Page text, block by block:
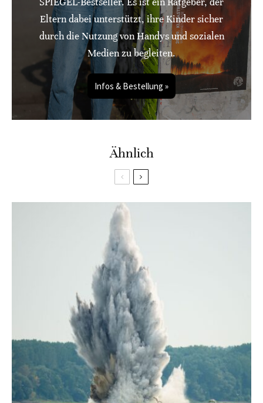
Eltern dabei unterstützt, ihre Kinder sicher
durch die Nutzung von Handys und sozialen
Medien zu begleiten.
Infos & Bestellung »
Ähnlich